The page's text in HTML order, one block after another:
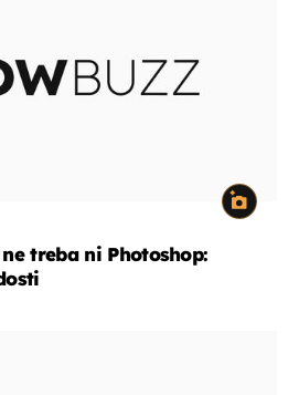
treba ni Photoshop: